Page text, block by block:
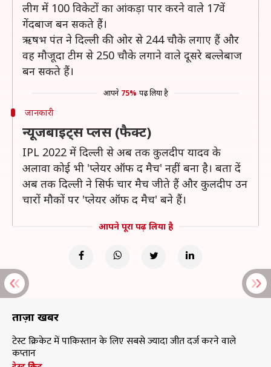
लीग में 100 विकेटों का आंकड़ा पार करने वाले 17वें
गेंदबाज बन सकते हैं।
ऋषभ पंत ने दिल्ली की ओर से 244 चौके लगाए हैं और
वह मौजूदा टीम से 250 चौके लगाने वाले दूसरे बल्लेबाज
बन सकते हैं।
आपने 75% पढ़ लिया है
जानकारी
न्यूजबाइट्स प्लस (फैक्ट)
IPL 2022 में दिल्ली से अब तक कुलदीप यादव के
अलावा कोई भी 'प्लेयर ऑफ द मैच' नहीं बना है। बता दें
अब तक दिल्ली ने सिर्फ चार मैच जीते हैं और कुलदीप उन
चारों मौकों पर 'प्लेयर ऑफ द मैच' बने हैं।
आपने पूरा पढ़ लिया है
ताज़ा खबरें
टेस्ट क्रिकेट में पाकिस्तान के लिए सबसे ज्यादा जीत दर्ज करने वाले
कप्तान